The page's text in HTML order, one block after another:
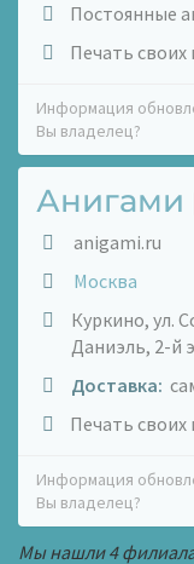
Постоянные
Печать
Информация
Вы владелец?
Анигами
anigami.ru
Москва
Куркино, ул.
Даниэль, 2-й
Доставка:
Печать
Информация
Вы владелец?
Мы нашли 4 филиала